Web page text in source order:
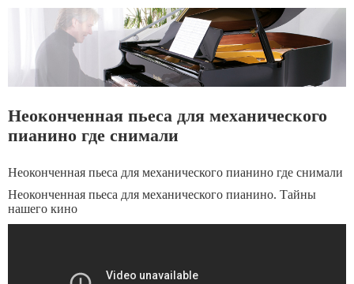
Неоконченная пьеса для механического
пианино где снимали
Неоконченная пьеса для механического пианино где снимали
Неоконченная пьеса для механического пианино. Тайны
нашего кино